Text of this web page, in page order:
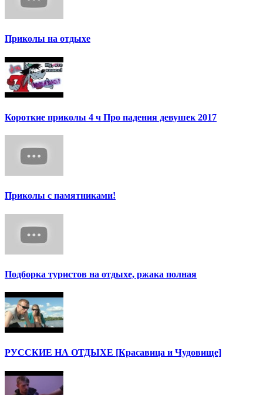
Приколы на отдыхе
Короткие приколы 4 ч Про падения девушек 2017
Приколы с памятниками!
Подборка туристов на отдыхе, ржака полная
РУССКИЕ НА ОТДЫХЕ [Красавица и Чудовище]